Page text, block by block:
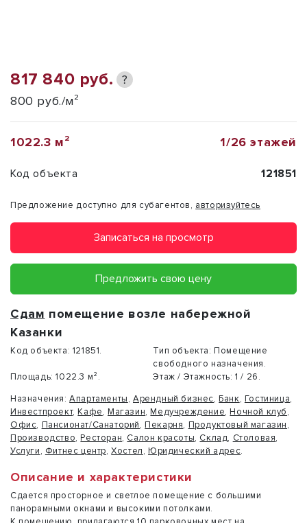
817 840 руб. ?
800 руб./м²
1022.3 м² 1/26 этажей
Код объекта 121851
Предложение доступно для субагентов, авторизуйтесь
Записаться на просмотр
Предложить свою цену
Сдам помещение возле набережной
Казанки
Код объекта: 121851. Тип объекта: Помещение
свободного назначения.
Площадь: 1022.3 м². Этаж / Этажность: 1 / 26.
Назначения: Апартаменты,Арендный бизнес, Банк, Гостиница,
Инвестпроект, Кафе, Магазин, Медучреждение, Ночной клуб,
Офис, Пансионат/Санаторий, Пекарня, Продуктовый магазин,
Производство, Ресторан, Салон красоты, Склад, Столовая,
Услуги, Фитнес центр,Хостел, Юридический адрес.
Описание и характеристики
Сдается просторное и светлое помещение с большими
панорамными окнами и высокими потолками.